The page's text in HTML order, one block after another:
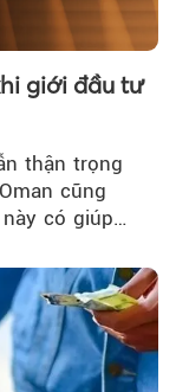
giới đầu tư
thận trọng
cũng
có giúp